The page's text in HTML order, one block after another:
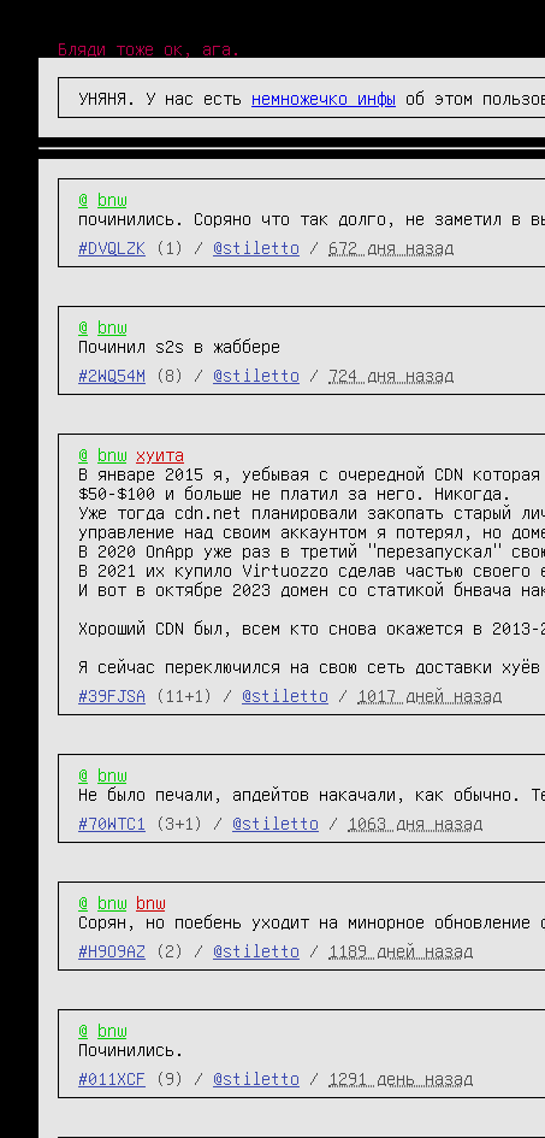
Бляди тоже ок, ага.
УНЯНЯ. У нас есть немножечко инфы об этом
@
bnw
починились. Соряно что так долго, не заметил в
#DVQLZK
(1) / @stiletto / 672 дня назад
@
bnw
Починил s2s в жаббере
#2WQ54M
(8) / @stiletto / 724 дня назад
@ bnw хуита
В январе 2015 я, уебывая с очередной CDN
$50-$100 и больше не платил за него. Никогда.
Уже тогда cdn.net планировали закопать старый
управление над своим аккаунтом я потерял, но
В 2020 OnApp уже раз в третий "перезапускал"
В 2021 их купило Virtuozzo сделав частью своего
И вот в октябре 2023 домен со статикой бнвача
Хороший CDN был, всем кто снова окажется в 2013-
Я сейчас переключился на свою сеть доставки
#39FJSA
(11+1) / @stiletto / 1017 дней назад
@
bnw
Не было печали, апдейтов накачали, как обычно.
#70WTC1
(3+1) / @stiletto / 1063 дня назад
@ bnw bnw
Сорян, но поебень уходит на минорное обновление
#H9O9AZ
(2) / @stiletto / 1189 дней назад
@
bnw
Починились.
#011XCF
(9) / @stiletto / 1291 день назад